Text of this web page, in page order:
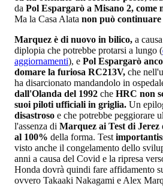
da Pol Espargarò a Misano 2, come
Ma la Casa Alata non può continuare
Marquez è di nuovo in bilico, a
diplopia che potrebbe protarsi a lungo (
aggiornamenti), e Pol Espargarò
domare la furiosa RC213V, che
ha disarcionato mandandolo in
dall'Olanda del 1992 che HRC non
suoi piloti ufficiali in griglia. Un
disastroso e che potrebbe peggiorare
l'assenza di Marquez ai Test di Jerez
al 100% della forma. Test
visto anche il congelamento dello
anni a causa del Covid e la ripresa
Honda dovrà quindi fare affidamento
ovvero Takaaki Nakagami e Alex